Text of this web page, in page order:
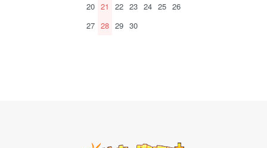
20 21 22 23 24 25 26
27 28 29 30